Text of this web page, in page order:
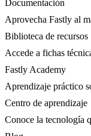
Documentación
Aprovecha Fastly al
Biblioteca de recursos
Accede a fichas
Fastly Academy
Aprendizaje práctico
Centro de aprendizaje
Conoce la tecnología